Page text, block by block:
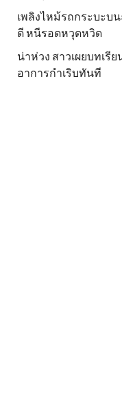
เพลิงไหม้รถกระบะบ
ดี หนีรอดหวุดหวิด
น่าห่วง สาวเผยบทเรี
อาการกำเริบทันที